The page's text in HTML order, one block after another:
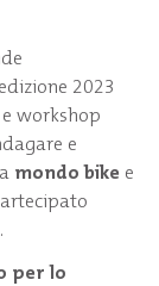
2023
workshop
e
mondo bike e
.
per lo